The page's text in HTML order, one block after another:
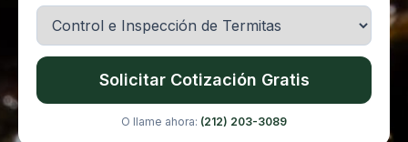
Solicitar Cotización Gratis
O llame ahora: (212) 203-3089